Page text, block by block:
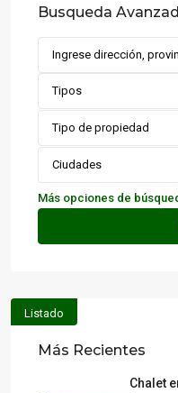
Busqueda
Tipos
Tipo de propiedad
Ciudades
Más opciones de
Listado
Más Recientes
Chalet